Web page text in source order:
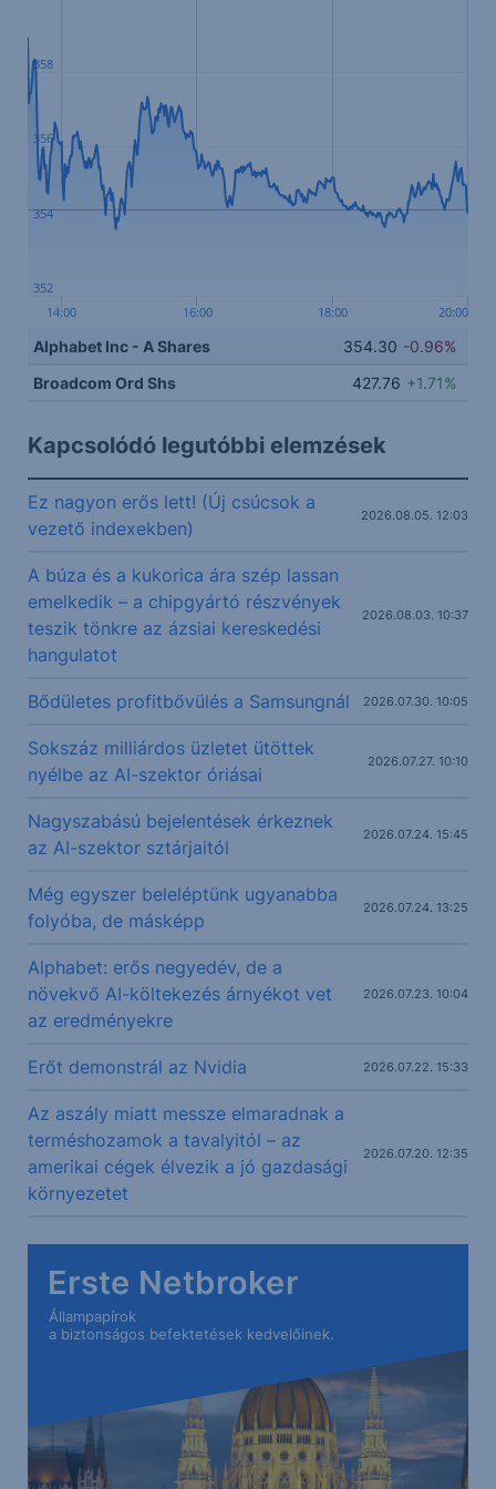
14:00 16:00 18:00 20:00
352
354
356
358
Alphabet Inc - A Shares 354.30 -0.96%
Broadcom Ord Shs
427.76 +1.71%
Kapcsolódó legutóbbi elemzések
Ez nagyon erős lett! (Új csúcsok a
vezető indexekben)
2026.08.05. 12:03
A búza és a kukorica ára szép lassan
emelkedik – a chipgyártó részvények
teszik tönkre az ázsiai kereskedési
hangulatot
2026.08.03. 10:37
Bődületes profitbővülés a Samsungnál 2026.07.30. 10:05
Sokszáz milliárdos üzletet ütöttek
nyélbe az AI-szektor óriásai
2026.07.27. 10:10
Nagyszabású bejelentések érkeznek
az AI-szektor sztárjaitól
2026.07.24. 15:45
Még egyszer beleléptünk ugyanabba
folyóba, de másképp
2026.07.24. 13:25
Alphabet: erős negyedév, de a
növekvő AI-költekezés árnyékot vet
az eredményekre
2026.07.23. 10:04
Erőt demonstrál az Nvidia 2026.07.22. 15:33
Az aszály miatt messze elmaradnak a
terméshozamok a tavalyitól – az
amerikai cégek élvezik a jó gazdasági
környezetet
2026.07.20. 12:35
Erste Netbroker
Állampapírok
a biztonságos befektetések kedvelőinek.